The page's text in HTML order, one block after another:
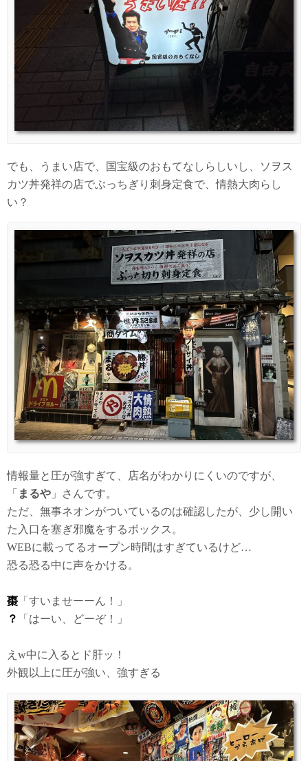
でも、うまい店で、国宝級のおもてなしらしいし、ソヲス
カツ丼発祥の店でぶっちぎり刺身定食で、情熱大肉らし
い？
情報量と圧が強すぎて、店名がわかりにくいのですが、
「 まるや 」さんです。
ただ、無事ネオンがついているのは確認したが、少し開い
た入口を塞ぎ邪魔をするボックス。
WEBに載ってるオープン時間はすぎているけど…
恐る恐る中に声をかける。
棗 「すいませーーん！」
？
「はーい、どーぞ！」
えw中に入るとド肝ッ！
外観以上に圧が強い、強すぎる